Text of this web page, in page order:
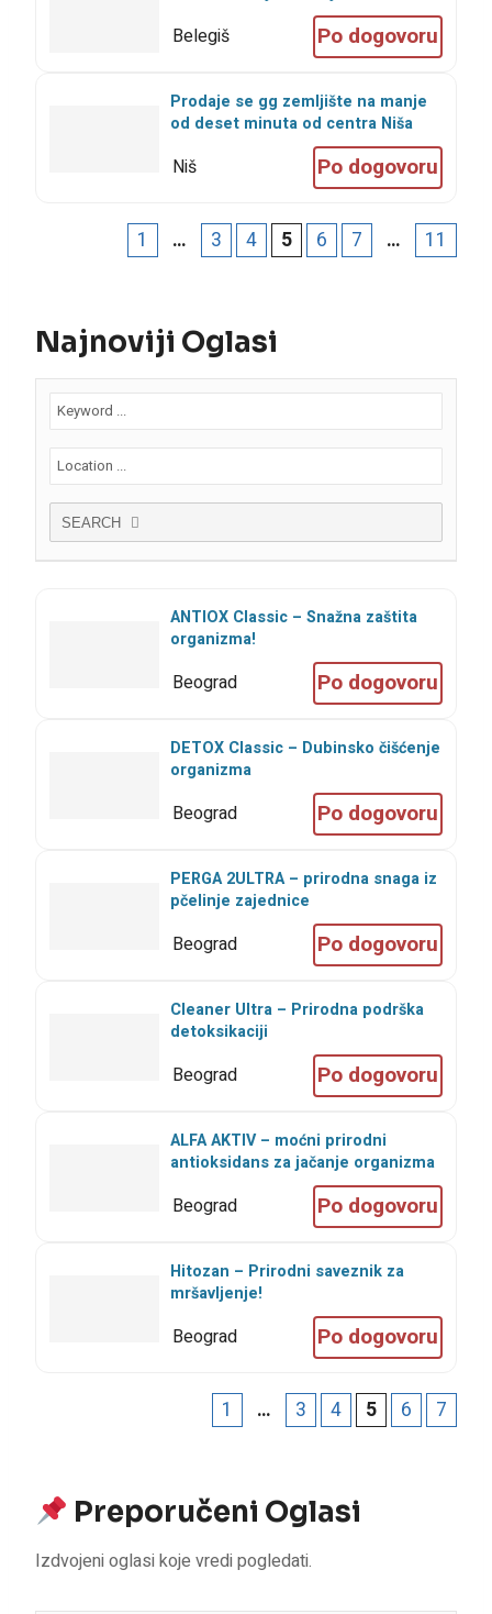
Belegiš Po dogovoru
Prodaje se gg zemljište na manje
od deset minuta od centra Niša
Niš Po dogovoru
1 … 3 4 5 6 7 … 11
Najnoviji Oglasi
SEARCH
ANTIOX Classic – Snažna zaštita
organizma!
Beograd Po dogovoru
DETOX Classic – Dubinsko čišćenje
organizma
Beograd Po dogovoru
PERGA 2ULTRA – prirodna snaga iz
pčelinje zajednice
Beograd Po dogovoru
Cleaner Ultra – Prirodna podrška
detoksikaciji
Beograd Po dogovoru
ALFA AKTIV – moćni prirodni
antioksidans za jačanje organizma
Beograd Po dogovoru
Hitozan – Prirodni saveznik za
mršavljenje!
Beograd Po dogovoru
1 … 3 4 5 6 7
Preporučeni Oglasi
Izdvojeni oglasi koje vredi pogledati.